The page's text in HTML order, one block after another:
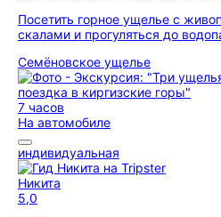
Посетить горное ущелье с
скалами и прогуляться до
Семёновское ущелье
7 часов
На автомобиле
индивидуальная
Никита
5,0